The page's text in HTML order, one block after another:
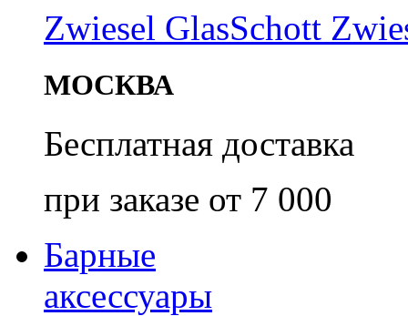
Zwiesel GlasSchott
МОСКВА
Бесплатная доставка
при заказе от 7 000
Барные
аксессуары